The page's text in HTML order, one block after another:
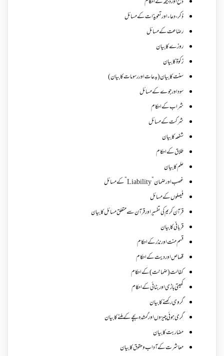
ذکر،دعاء اور تعویذات کے مسائل
رضاعت کے مسائل
روزے کا بیان
زکوة کابیان
سنت کا بیان (بدعات اور رسومات کا بیان)
سود اور جوے کے مسائل
شراب کے احکام
شرکت کے مسائل
شفعہ کا بیان
طلاق کے احکام
علم کا بیان
غصب اورضمان”Liability” کے مسائل
فیصلوں کے مسائل
قرآن کریم کی تفسیر اور قرآن سے متعلق مسائل کا بیان
قربانی کا بیان
قسم منت اور نذر کے احکام
قصاص اور دیت کے احکام
کفالت (ضمانت) کے احکام
کھیتی باڑی اور بٹائی کے احکام
گروی رکھنے کا بیان
گری ہوئی چیزوں اورگمشدہ بچے کے ملنے کا بیان
مضاربت کا بیان
معاشرت کے آداب و حقوق کا بیان